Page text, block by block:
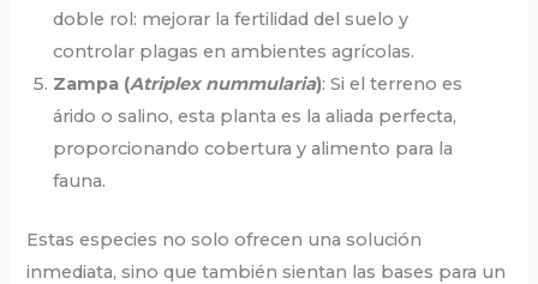
doble rol: mejorar la fertilidad del suelo y
controlar plagas en ambientes agrícolas.
Zampa (Atriplex nummularia): Si el terreno es
árido o salino, esta planta es la aliada perfecta,
proporcionando cobertura y alimento para la
fauna.
Estas especies no solo ofrecen una solución
inmediata, sino que también sientan las bases para un